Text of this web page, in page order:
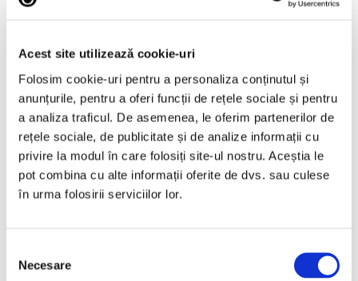
Acest site utilizează cookie-uri
Folosim cookie-uri pentru a personaliza conținutul și
anunțurile, pentru a oferi funcții de rețele sociale și pentru
a analiza traficul. De asemenea, le oferim partenerilor de
rețele sociale, de publicitate și de analize informații cu
privire la modul în care folosiți site-ul nostru. Aceștia le
pot combina cu alte informații oferite de dvs. sau culese
în urma folosirii serviciilor lor.
consimțământului
Necesare
Martie 2025
Februarie 2025
Ianuarie 2025
Decembrie 2024
Noiembrie 2024
August 2024